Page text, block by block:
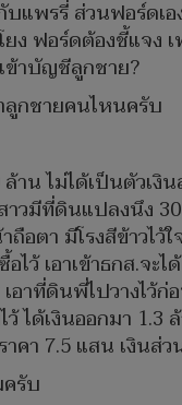
แพรรี่ ส่วนฟอร์ดเอ
ง ฟอร์ดต้องชี้แจง
ข้าบัญชีลูกชาย?
ลูกชายคนไหนครับ
าน ไม่ได้เป็นตัวเงิ
วมีที่ดินแปลงนึง
อตา มีโรงสีข้าวไว้
ไว้ เอาเข้าธกส.จะ
อาที่ดินพี่ไปวางไว้ก่
ได้เงินออกมา 1.3
คา 7.5 แสน เงินส่
รับ